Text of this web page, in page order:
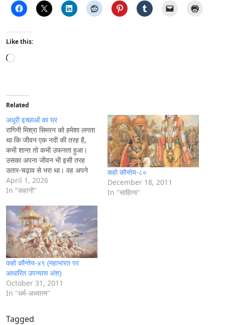
Like this:
L
d
i
n
g
…
Related
अधूरी इच्छाओं का घर
रागिनी मिश्रा सिमरन को हमेशा लगता
था कि जीवन एक नदी की तरह है,
कभी शान्त तो कभी उफनता हुआ।
उसका अपना जीवन भी इसी तरह
उतार-चढ़ाव से भरा था। वह अपने
पति आदित्य से गहरा प्रेम करती थी
और आदित्य भी उससे स्नेह करता था,
April 1, 2026
In "कहानी"
कहो कौन्तेय-८०
December 18, 2011
In "साहित्‍य"
कहो कौन्तेय-४९ (महाभारत पर
आधारित उपन्यास अंश)
October 31, 2011
In "धर्म-अध्यात्म"
Tagged